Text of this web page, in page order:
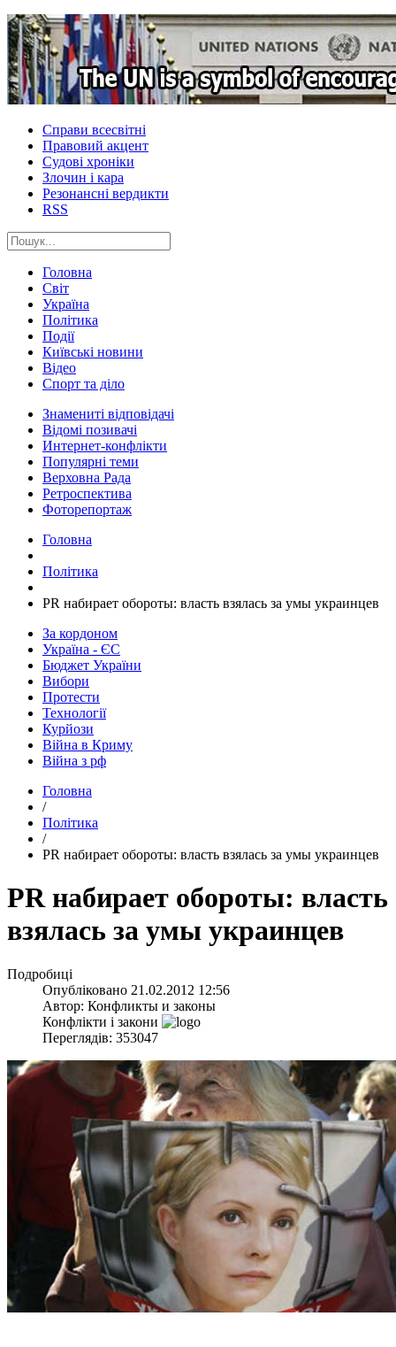
Справи всесвітні
Правовий акцент
Судові хроніки
Злочин і кара
Резонансні вердикти
RSS
Головна
Світ
Україна
Політика
Події
Київські новини
Відео
Спорт та діло
Знамениті відповідачі
Відомі позивачі
Интернет-конфлікти
Популярні теми
Верховна Рада
Ретроспектива
Фоторепортаж
Головна
Політика
PR набирает обороты: власть взялась за умы украинцев
За кордоном
Україна - ЄС
Бюджет України
Вибори
Протести
Технології
Курйози
Війна в Криму
Війна з рф
Головна
/
Політика
/
PR набирает обороты: власть взялась за умы украинцев
PR набирает обороты: власть
взялась за умы украинцев
Подробиці
Опубліковано 21.02.2012 12:56
Автор: Конфликты и законы
Конфлікти і закони
Переглядів: 353047